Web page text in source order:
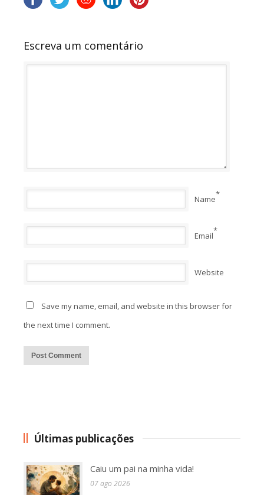
Escreva um comentário
Name*
Email*
Website
Save my name, email, and website in this browser for
the next time I comment.
Últimas publicações
Caiu um pai na minha vida!
07 ago 2026